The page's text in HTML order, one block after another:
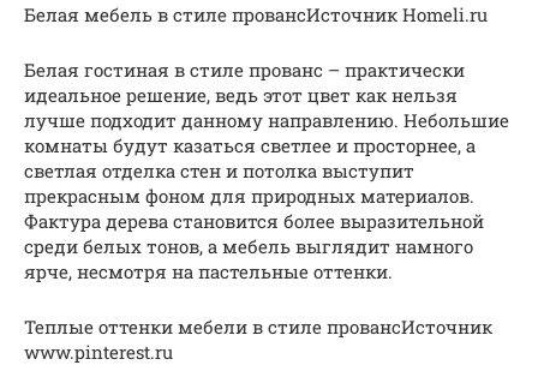
Белая мебель в стиле провансИсточник Homeli.ru
Белая гостиная в стиле прованс – практически
идеальное решение, ведь этот цвет как нельзя
лучше подходит данному направлению. Небольшие
комнаты будут казаться светлее и просторнее, а
светлая отделка стен и потолка выступит
прекрасным фоном для природных материалов.
Фактура дерева становится более выразительной
среди белых тонов, а мебель выглядит намного
ярче, несмотря на пастельные оттенки.
Теплые оттенки мебели в стиле провансИсточник
www.pinterest.ru